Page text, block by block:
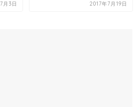
月3日 2017年7月19日